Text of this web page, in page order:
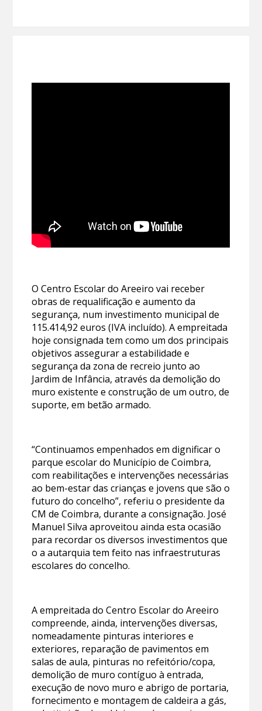
O Centro Escolar do Areeiro vai receber
obras de requalificação e aumento da
segurança, num investimento municipal de
115.414,92 euros (IVA incluído). A empreitada
hoje consignada tem como um dos principais
objetivos assegurar a estabilidade e
segurança da zona de recreio junto ao
Jardim de Infância, através da demolição do
muro existente e construção de um outro, de
suporte, em betão armado.
“Continuamos empenhados em dignificar o
parque escolar do Município de Coimbra,
com reabilitações e intervenções necessárias
ao bem-estar das crianças e jovens que são o
futuro do concelho”, referiu o presidente da
CM de Coimbra, durante a consignação. José
Manuel Silva aproveitou ainda esta ocasião
para recordar os diversos investimentos que
o a autarquia tem feito nas infraestruturas
escolares do concelho.
A empreitada do Centro Escolar do Areeiro
compreende, ainda, intervenções diversas,
nomeadamente pinturas interiores e
exteriores, reparação de pavimentos em
salas de aula, pinturas no refeitório/copa,
demolição de muro contíguo à entrada,
execução de novo muro e abrigo de portaria,
fornecimento e montagem de caldeira a gás,